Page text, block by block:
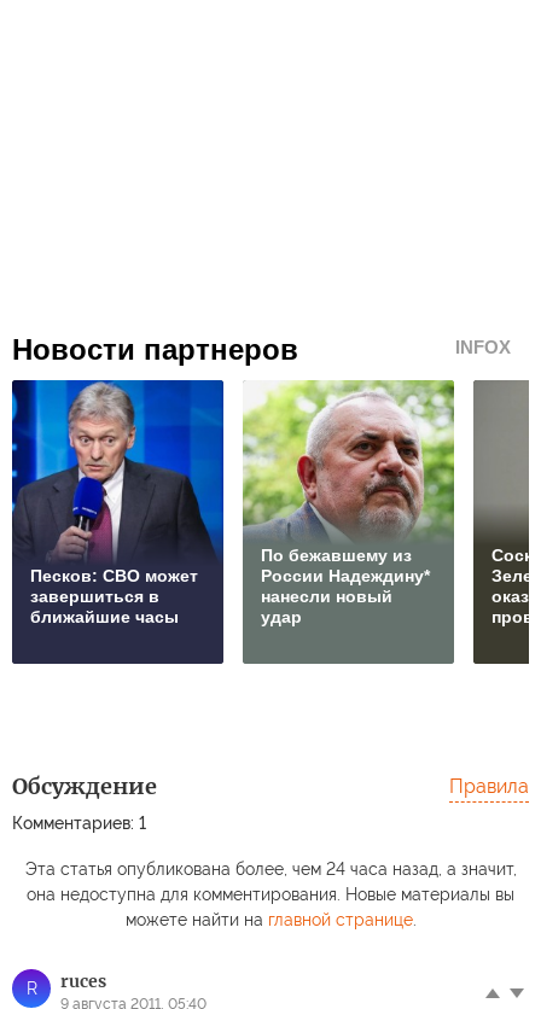
Новости партнеров INFOX
Песков: СВО может
завершиться в
ближайшие часы
По бежавшему из
России Надеждину*
нанесли новый
удар
Обсуждение
Комментариев: 1
Правила
Эта статья опубликована более, чем 24 часа назад, а значит,
она недоступна для комментирования. Новые материалы вы
можете найти на главной странице.
R ruces
9 августа 2011, 05:40